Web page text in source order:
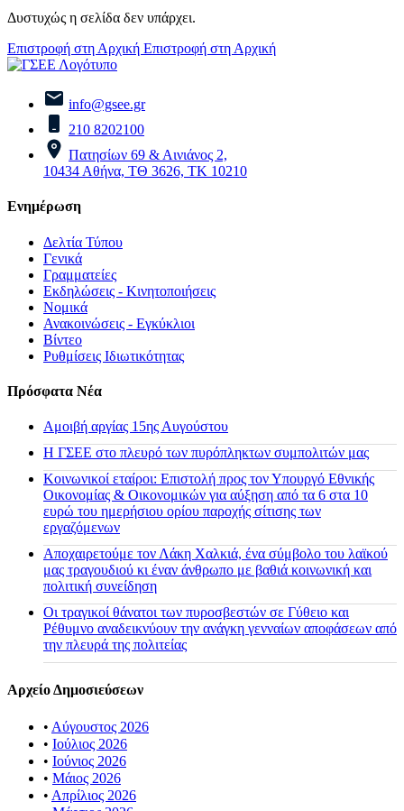
Δυστυχώς η σελίδα δεν υπάρχει.
Επιστροφή στη Αρχική Επιστροφή στη Αρχική
info@gsee.gr
210 8202100
Πατησίων 69 & Αινιάνος 2,
10434 Αθήνα, ΤΘ 3626, ΤΚ 10210
Ενημέρωση
Δελτία Τύπου
Γενικά
Γραμματείες
Εκδηλώσεις - Κινητοποιήσεις
Νομικά
Ανακοινώσεις - Εγκύκλιοι
Βίντεο
Ρυθμίσεις Ιδιωτικότητας
Πρόσφατα Νέα
Αμοιβή αργίας 15ης Αυγούστου
H ΓΣΕΕ στο πλευρό των πυρόπληκτων συμπολιτών μας
Κοινωνικοί εταίροι: Επιστολή προς τον Υπουργό Εθνικής
Οικονομίας & Οικονομικών για αύξηση από τα 6 στα 10
ευρώ του ημερήσιου ορίου παροχής σίτισης των
εργαζόμενων
Αποχαιρετούμε τον Λάκη Χαλκιά, ένα σύμβολο του λαϊκού
μας τραγουδιού κι έναν άνθρωπο με βαθιά κοινωνική και
πολιτική συνείδηση
Οι τραγικοί θάνατοι των πυροσβεστών σε Γύθειο και
Ρέθυμνο αναδεικνύουν την ανάγκη γενναίων αποφάσεων από
την πλευρά της πολιτείας
Αρχείο Δημοσιεύσεων
• Αύγουστος 2026
• Ιούλιος 2026
• Ιούνιος 2026
• Μάιος 2026
• Απρίλιος 2026